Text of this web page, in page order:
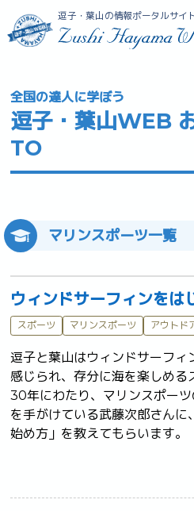
逗子・葉山の情報ポータルサイ
全国の達人に学ぼう
逗子・葉山WEB
TO
マリンスポーツ一覧
ウィンドサーフィンをは
スポーツ マリンスポーツ アウトド
逗子と葉山はウィンドサーフィ
感じられ、存分に海を楽しめる
30年にわたり、マリンスポー
を手がけている武藤次郎さんに